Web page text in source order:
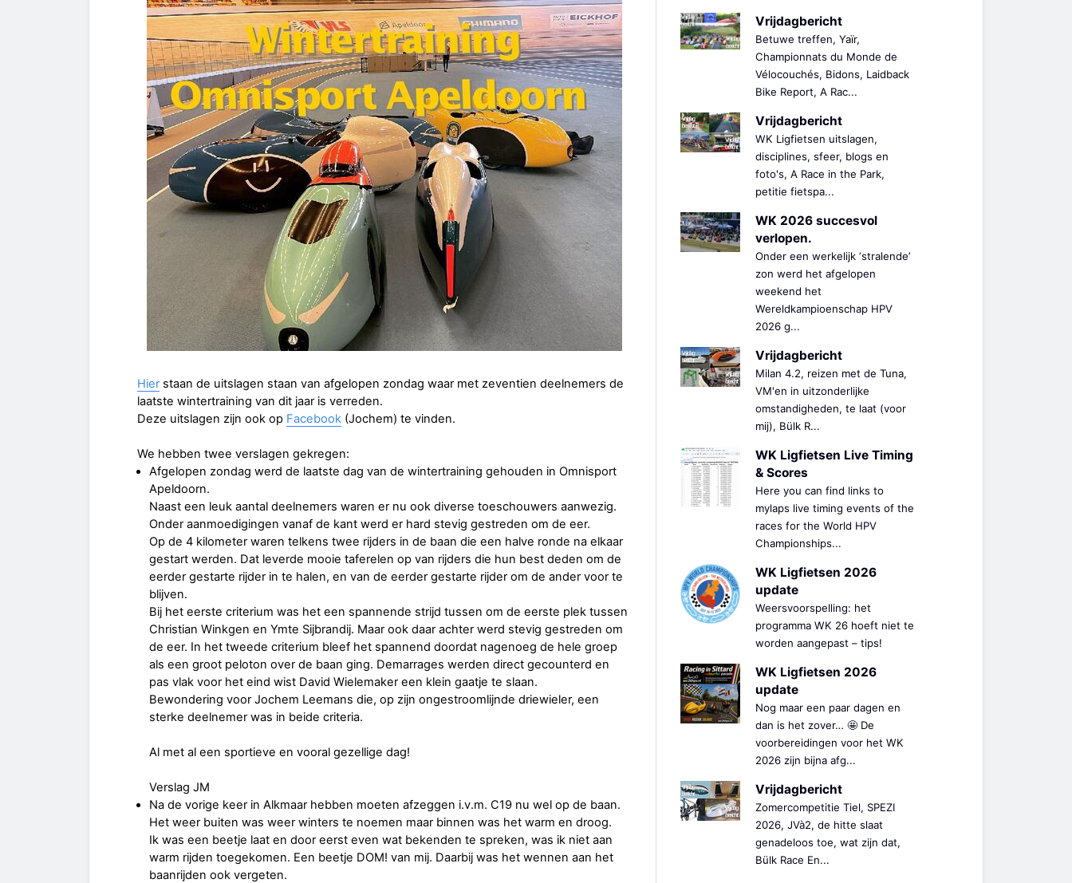
Hier staan de uitslagen staan van afgelopen zondag waar met zeventien deelnemers de
laatste wintertraining van dit jaar is verreden.
Deze uitslagen zijn ook op Facebook (Jochem) te vinden.
We hebben twee verslagen gekregen:
Afgelopen zondag werd de laatste dag van de wintertraining gehouden in Omnisport
Apeldoorn.
Naast een leuk aantal deelnemers waren er nu ook diverse toeschouwers aanwezig.
Onder aanmoedigingen vanaf de kant werd er hard stevig gestreden om de eer.
Op de 4 kilometer waren telkens twee rijders in de baan die een halve ronde na elkaar
gestart werden. Dat leverde mooie taferelen op van rijders die hun best deden om de
eerder gestarte rijder in te halen, en van de eerder gestarte rijder om de ander voor te
blijven.
Bij het eerste criterium was het een spannende strijd tussen om de eerste plek tussen
Christian Winkgen en Ymte Sijbrandij. Maar ook daar achter werd stevig gestreden om
de eer. In het tweede criterium bleef het spannend doordat nagenoeg de hele groep
als een groot peloton over de baan ging. Demarrages werden direct gecounterd en
pas vlak voor het eind wist David Wielemaker een klein gaatje te slaan.
Bewondering voor Jochem Leemans die, op zijn ongestroomlijnde driewieler, een
sterke deelnemer was in beide criteria.
Al met al een sportieve en vooral gezellige dag!
Verslag JM
Na de vorige keer in Alkmaar hebben moeten afzeggen i.v.m. C19 nu wel op de baan.
Het weer buiten was weer winters te noemen maar binnen was het warm en droog.
Ik was een beetje laat en door eerst even wat bekenden te spreken, was ik niet aan
warm rijden toegekomen. Een beetje DOM! van mij. Daarbij was het wennen aan het
baanrijden ook vergeten.
Vrijdagbericht
Betuwe treffen, Yaïr,
Championnats du Monde de
Vélocouchés, Bidons, Laidback
Bike Report, A Rac...
Vrijdagbericht
WK Ligfietsen uitslagen,
disciplines, sfeer, blogs en
foto's, A Race in the Park,
petitie fietspa...
WK 2026 succesvol
verlopen.
Onder een werkelijk ‘stralende’
zon werd het afgelopen
weekend het
Wereldkampioenschap HPV
2026 g...
Vrijdagbericht
Milan 4.2, reizen met de Tuna,
VM'en in uitzonderlijke
omstandigheden, te laat (voor
mij), Bülk R...
WK Ligfietsen Live Timing
& Scores
Here you can find links to
mylaps live timing events of the
races for the World HPV
Championships...
WK Ligfietsen 2026
update
Weersvoorspelling: het
programma WK 26 hoeft niet te
worden aangepast – tips!
WK Ligfietsen 2026
update
Nog maar een paar dagen en
dan is het zover… 🤩 De
voorbereidingen voor het WK
2026 zijn bijna afg...
Vrijdagbericht
Zomercompetitie Tiel, SPEZI
2026, JVà2, de hitte slaat
genadeloos toe, wat zijn dat,
Bülk Race En...